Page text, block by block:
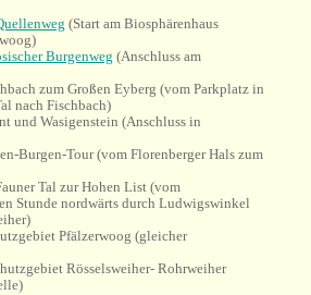
(Start am Biosphärenhaus
Burgenweg (Anschluss am
zum Großen Eyberg (vom Parkplatz in
nach Fischbach)
und Wasigenstein (Anschluss in
Burgen-Tour (vom Florenberger Hals zum
Tal zur Hohen List (vom
Stunde nordwärts durch Ludwigswinkel
Pfälzerwoog (gleicher
Rösselsweiher- Rohrweiher